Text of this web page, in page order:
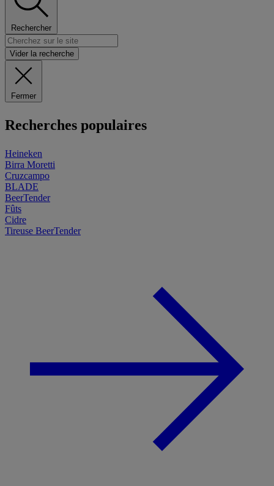
Rechercher
Vider la recherche
Fermer
Recherches populaires
Heineken
Birra Moretti
Cruzcampo
BLADE
BeerTender
Fûts
Cidre
Tireuse BeerTender